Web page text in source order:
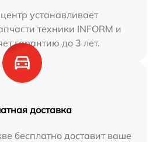
устанавливает
техники INFORM и
гарантию до 3 лет.
доставка
бесплатно доставит ваше